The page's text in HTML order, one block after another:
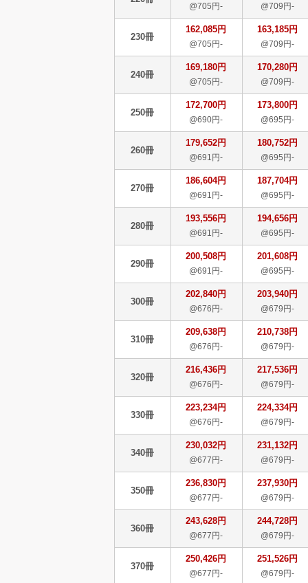
@705円- @709円-
230冊
162,085円
@705円-
163,185円
@709円-
240冊
169,180円
@705円-
170,280円
@709円-
250冊
172,700円
@690円-
173,800円
@695円-
260冊
179,652円
@691円-
180,752円
@695円-
270冊
186,604円
@691円-
187,704円
@695円-
280冊
193,556円
@691円-
194,656円
@695円-
290冊
200,508円
@691円-
201,608円
@695円-
300冊
202,840円
@676円-
203,940円
@679円-
310冊
209,638円
@676円-
210,738円
@679円-
320冊
216,436円
@676円-
217,536円
@679円-
330冊
223,234円
@676円-
224,334円
@679円-
340冊
230,032円
@677円-
231,132円
@679円-
350冊
236,830円
@677円-
237,930円
@679円-
360冊
243,628円
@677円-
244,728円
@679円-
370冊
250,426円
@677円-
251,526円
@679円-